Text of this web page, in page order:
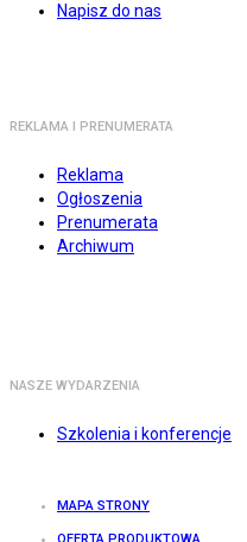
Napisz do nas
REKLAMA I PRENUMERATA
Reklama
Ogłoszenia
Prenumerata
Archiwum
NASZE WYDARZENIA
Szkolenia i konferencje
MAPA STRONY